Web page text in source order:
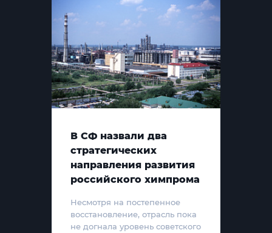
В СФ назвали два
стратегических
направления развития
российского химпрома
Несмотря на постепенное
восстановление, отрасль пока
не догнала уровень советского